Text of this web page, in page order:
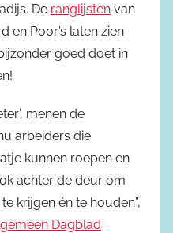
De ranglijsten van
en Poor’s laten zien
goed doet in
menen de
arbeiders die
kunnen roepen en
achter de deur om
krijgen én te houden”,
Dagblad